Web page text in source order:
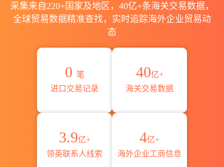
采集来自220+国家及地区，40亿+条海关交易数据，
全球贸易数据精准查找，实时追踪海外企业贸易动
态
0 笔
进口交易记录
40亿+
海关交易数据
3.9亿+
领英联系人线索
4亿+
海外企业工商信息